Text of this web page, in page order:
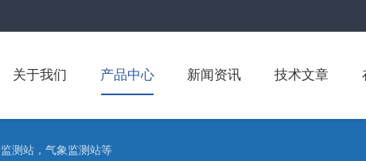
关于我们 产品中心 新闻资讯 技术文章
测站，气象监测站等